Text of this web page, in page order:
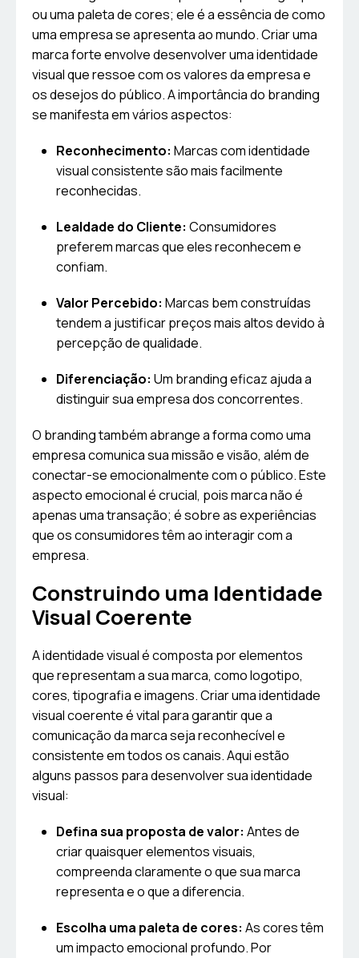
ou uma paleta de cores; ele é a essência de como
uma empresa se apresenta ao mundo. Criar uma
marca forte envolve desenvolver uma identidade
visual que ressoe com os valores da empresa e
os desejos do público. A importância do branding
se manifesta em vários aspectos:
Reconhecimento: Marcas com identidade
visual consistente são mais facilmente
reconhecidas.
Lealdade do Cliente: Consumidores
preferem marcas que eles reconhecem e
confiam.
Valor Percebido: Marcas bem construídas
tendem a justificar preços mais altos devido à
percepção de qualidade.
Diferenciação: Um branding eficaz ajuda a
distinguir sua empresa dos concorrentes.
O branding também abrange a forma como uma
empresa comunica sua missão e visão, além de
conectar-se emocionalmente com o público. Este
aspecto emocional é crucial, pois marca não é
apenas uma transação; é sobre as experiências
que os consumidores têm ao interagir com a
empresa.
Construindo uma Identidade
Visual Coerente
A identidade visual é composta por elementos
que representam a sua marca, como logotipo,
cores, tipografia e imagens. Criar uma identidade
visual coerente é vital para garantir que a
comunicação da marca seja reconhecível e
consistente em todos os canais. Aqui estão
alguns passos para desenvolver sua identidade
visual:
Defina sua proposta de valor: Antes de
criar quaisquer elementos visuais,
compreenda claramente o que sua marca
representa e o que a diferencia.
Escolha uma paleta de cores: As cores têm
um impacto emocional profundo. Por